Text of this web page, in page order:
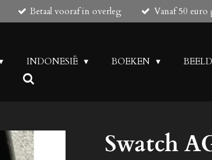
Betaal vooraf in overleg Vanaf 50
INDONESIË BOEKEN
Swatch